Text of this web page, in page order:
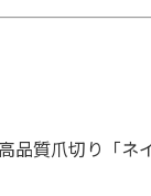
質爪切り「ネ